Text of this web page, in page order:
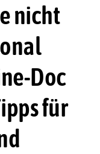
nicht
Doc
für